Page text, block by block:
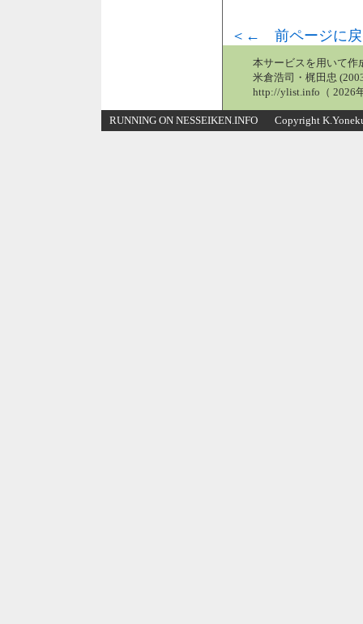
＜← 前ページに戻
本サービスを用いて作
米倉浩司・梶田忠
http://ylist.info（ 2026
RUNNING ON NESSEIKEN.INFO Copyright